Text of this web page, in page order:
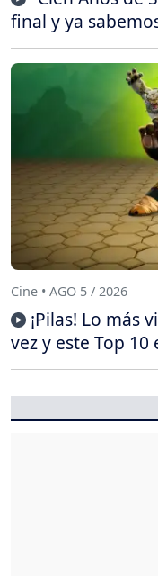
final y ya
Cine • AGO 5 / 2026
¡Pilas! Lo más
vez y este Top 10